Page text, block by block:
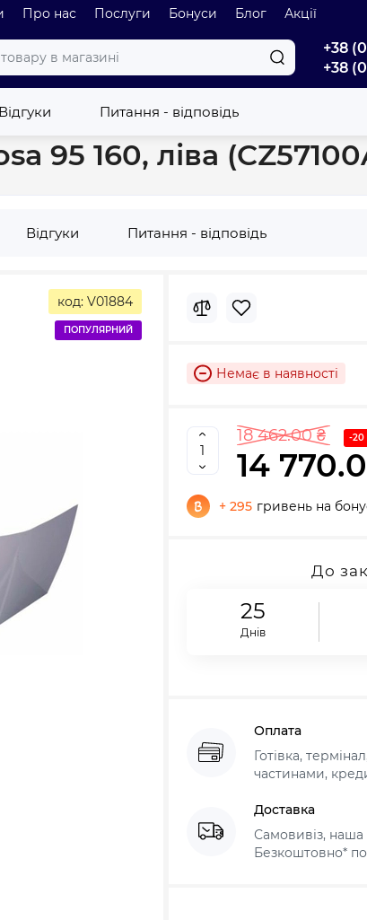
Про нас Послуги Бонуси Блог Акції
+38
+38
Відгуки Питання - відповідь
Панель для ванни Ravak Rosa 95 160, ліва
95 160, ліва
Відгуки Питання - відповідь
код: V01884
ПОПУЛЯРНИЙ
Немає в наявності
18 462.00 ₴ -20
14
+ 295 гривень на
До
25
Днів
Оплата
Готівка,
частинами,
Доставка
Самовивіз,
Безкоштовно*